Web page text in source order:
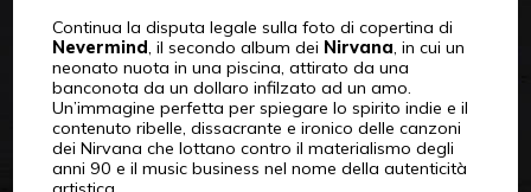
Continua la disputa legale sulla foto di copertina di
Nevermind, il secondo album dei Nirvana, in cui un
neonato nuota in una piscina, attirato da una
banconota da un dollaro infilzato ad un amo.
Un’immagine perfetta per spiegare lo spirito indie e il
contenuto ribelle, dissacrante e ironico delle canzoni
dei Nirvana che lottano contro il materialismo degli
anni 90 e il music business nel nome della autenticità